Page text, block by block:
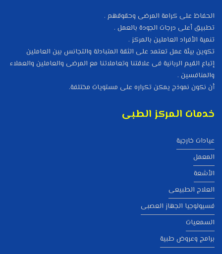
الحفاظ على كرامة المرضى وحقوقهم .
تطبيق أعلى درجات الجودة بالعمل .
تنمية الأفراد العاملين بالمركز .
تكوين بيئة عمل تعتمد على الثقة المتبادلة والتجانس بين العاملين
إتباع القيم الربانية فى علاقتنا وتعاملاتنا مع المرضى والعاملين والعملاء
والمنافسين .
أن نكون نموذج يمكن تكراره على مستويات مختلفة.
خدمات المركز الطبى
عيادات خارجية
المعمل
الأشعة
العلاج الطبيعى
فسيولوجيا الجهاز العصبى
السمعيات
برامج وعروض طبية